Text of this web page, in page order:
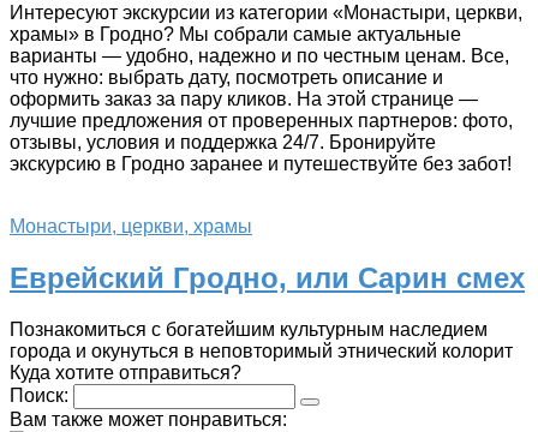
Интересуют экскурсии из категории «Монастыри, церкви,
храмы» в Гродно? Мы собрали самые актуальные
варианты — удобно, надежно и по честным ценам. Все,
что нужно: выбрать дату, посмотреть описание и
оформить заказ за пару кликов. На этой странице —
лучшие предложения от проверенных партнеров: фото,
отзывы, условия и поддержка 24/7. Бронируйте
экскурсию в Гродно заранее и путешествуйте без забот!
Монастыри, церкви, храмы
Еврейский Гродно, или Сарин смех
Познакомиться с богатейшим культурным наследием
города и окунуться в неповторимый этнический колорит
Куда хотите отправиться?
Поиск:
Вам также может понравиться: